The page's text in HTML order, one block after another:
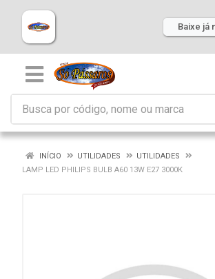
Baixe já
INÍCIO UTILIDADES
UTILIDADES
LAMP LED PHILIPS BULB A60 13W E27 3000K